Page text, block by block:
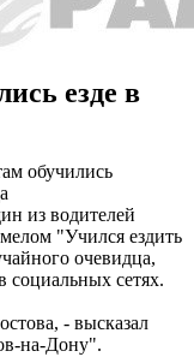
езде в
обучились
из водителей
"Учился ездить
очевидца,
социальных сетях.
- высказал
на-Дону".